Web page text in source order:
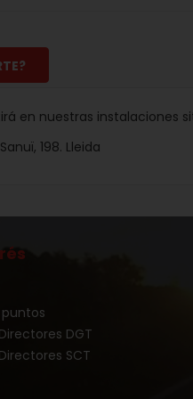
en nuestras instalaciones
198. Lleida
DGT
SCT